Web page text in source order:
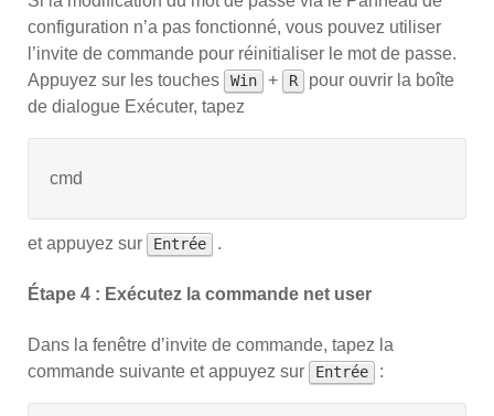
configuration n’a pas fonctionné, vous pouvez utiliser
l’invite de commande pour réinitialiser le mot de passe.
Appuyez sur les touches
Win + R
pour ouvrir la boîte
de dialogue Exécuter, tapez
cmd
et appuyez sur Entrée .
Étape 4 : Exécutez la commande net user
Dans la fenêtre d’invite de commande, tapez la
commande suivante et appuyez sur
Entrée :